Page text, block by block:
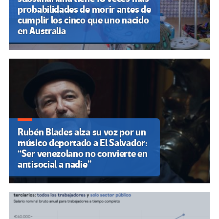
probabilidades de morir antes de
cumplir los cinco que uno nacido
en Australia
Rubén Blades alza su voz por un
músico deportado a El Salvador:
“Ser venezolano no convierte en
antisocial a nadie”